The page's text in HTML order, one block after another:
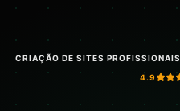
CRIAÇÃO DE SITES PROFISSIONAIS
4.9